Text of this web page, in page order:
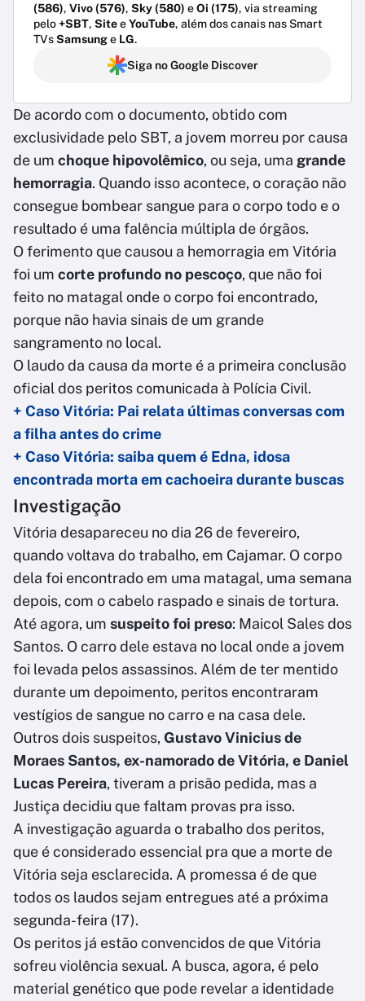
(586), Vivo (576), Sky (580) eOi (175), via streaming
pelo+SBT, SiteeYouTube, além dos canais nas Smart
TVsSamsunge LG.
Siga no Google Discover
De acordo com o documento, obtido com
exclusividade pelo SBT, a jovem morreu por causa
de um choque hipovolêmico, ou seja, uma grande
hemorragia. Quando isso acontece, o coração não
consegue bombear sangue para o corpo todo e o
resultado é uma falência múltipla de órgãos.
O ferimento que causou a hemorragia em Vitória
foi um corte profundo no pescoço, que não foi
feito no matagal onde o corpo foi encontrado,
porque não havia sinais de um grande
sangramento no local.
O laudo da causa da morte é a primeira conclusão
oficial dos peritos comunicada à Polícia Civil.
+ Caso Vitória: Pai relata últimas conversas com
a filha antes do crime
+ Caso Vitória: saiba quem é Edna, idosa
encontrada morta em cachoeira durante buscas
Investigação
Vitória desapareceu no dia 26 de fevereiro,
quando voltava do trabalho, em Cajamar. O corpo
dela foi encontrado em uma matagal, uma semana
depois, com o cabelo raspado e sinais de tortura.
Até agora, um suspeito foi preso: Maicol Sales dos
Santos. O carro dele estava no local onde a jovem
foi levada pelos assassinos. Além de ter mentido
durante um depoimento, peritos encontraram
vestígios de sangue no carro e na casa dele.
Outros dois suspeitos, Gustavo Vinicius de
Moraes Santos, ex-namorado de Vitória, e Daniel
Lucas Pereira, tiveram a prisão pedida, mas a
Justiça decidiu que faltam provas pra isso.
A investigação aguarda o trabalho dos peritos,
que é considerado essencial pra que a morte de
Vitória seja esclarecida. A promessa é de que
todos os laudos sejam entregues até a próxima
segunda-feira (17).
Os peritos já estão convencidos de que Vitória
sofreu violência sexual. A busca, agora, é pelo
material genético que pode revelar a identidade